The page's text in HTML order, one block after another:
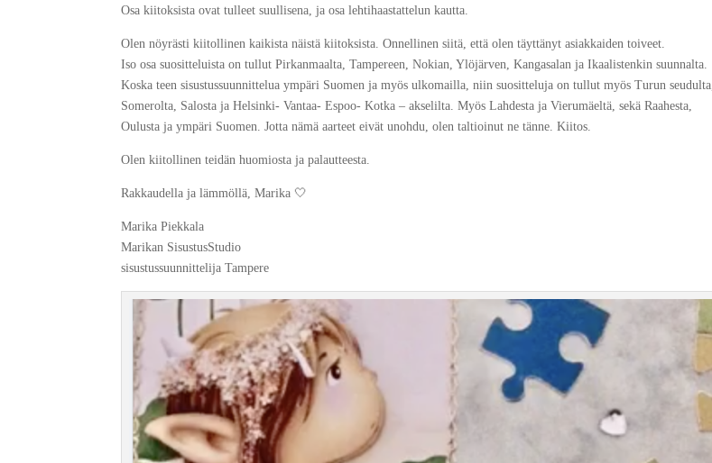
Osa kiitoksista ovat tulleet suullisena, ja osa lehtihaastattelun kautta.
Olen nöyrästi kiitollinen kaikista näistä kiitoksista. Onnellinen siitä, että olen täyttänyt asiakkaiden toiveet.
Iso osa suositteluista on tullut Pirkanmaalta, Tampereen, Nokian, Ylöjärven, Kangasalan ja Ikaalistenkin suunnalta.
Koska teen sisustussuunnittelua ympäri Suomen ja myös ulkomailla, niin suositteluja on tullut myös Turun seudulta,
Somerolta, Salosta ja Helsinki- Vantaa- Espoo- Kotka – akselilta. Myös Lahdesta ja Vierumäeltä, sekä Raahesta,
Oulusta ja ympäri Suomen. Jotta nämä aarteet eivät unohdu, olen taltioinut ne tänne. Kiitos.
Olen kiitollinen teidän huomiosta ja palautteesta.
Rakkaudella ja lämmöllä, Marika 🤍
Marika Piekkala
Marikan SisustusStudio
sisustussuunnittelija Tampere